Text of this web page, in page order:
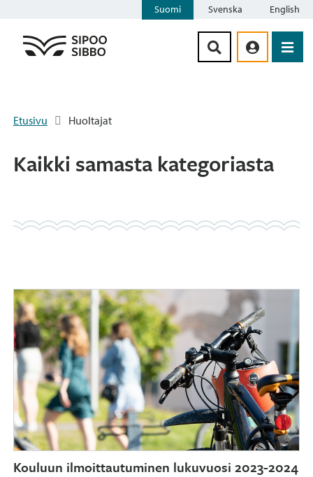
Suomi Svenska English
Etusivu Huoltajat
Kaikki samasta kategoriasta
Kouluun ilmoittautuminen lukuvuosi 2023-2024